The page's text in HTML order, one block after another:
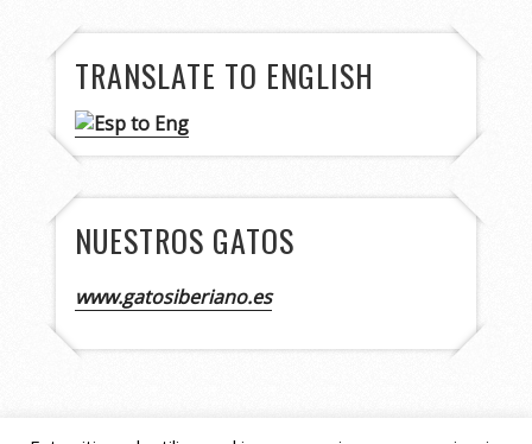
TRANSLATE TO ENGLISH
NUESTROS GATOS
www.gatosiberiano.es